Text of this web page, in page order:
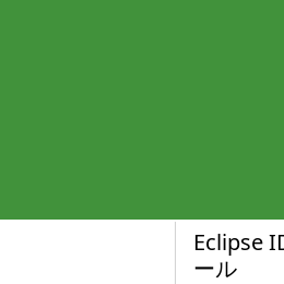
Eclipse
Eclipse
ール